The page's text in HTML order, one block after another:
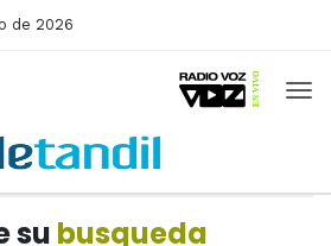
de 2026
su busqueda